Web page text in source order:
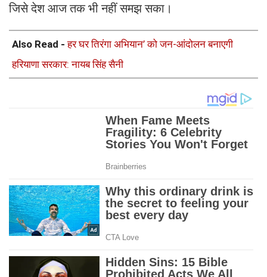
जिसे देश आज तक भी नहीं समझ सका।
Also Read -हर घर तिरंगा अभियान’ को जन-आंदोलन बनाएगी
हरियाणा सरकार: नायब सिंह सैनी